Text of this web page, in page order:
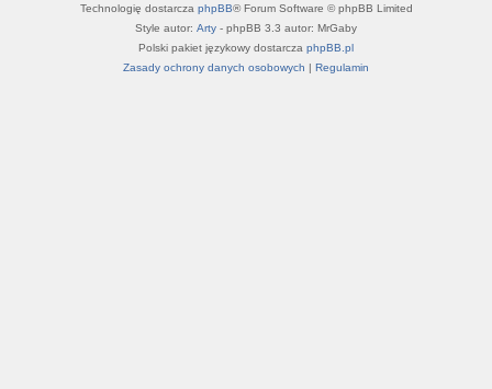
Technologię dostarcza phpBB® Forum Software © phpBB Limited
Style autor: Arty - phpBB 3.3 autor: MrGaby
Polski pakiet językowy dostarcza phpBB.pl
Zasady ochrony danych osobowych | Regulamin